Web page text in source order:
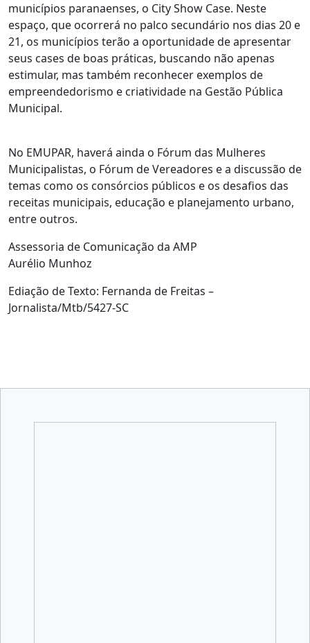
municípios paranaenses, o City Show Case. Neste
espaço, que ocorrerá no palco secundário nos dias 20 e
21, os municípios terão a oportunidade de apresentar
seus cases de boas práticas, buscando não apenas
estimular, mas também reconhecer exemplos de
empreendedorismo e criatividade na Gestão Pública
Municipal.
No EMUPAR, haverá ainda o Fórum das Mulheres
Municipalistas, o Fórum de Vereadores e a discussão de
temas como os consórcios públicos e os desafios das
receitas municipais, educação e planejamento urbano,
entre outros.
Assessoria de Comunicação da AMP
Aurélio Munhoz
Ediação de Texto: Fernanda de Freitas –
Jornalista/Mtb/5427-SC